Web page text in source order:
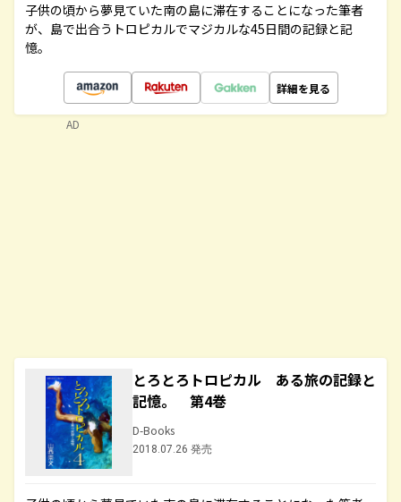
子供の頃から夢見ていた南の島に滞在することになった筆者
が、島で出合うトロピカルでマジカルな45日間の記録と記
憶。
詳細を見る
とろとろトロピカル ある旅の記録と
記憶。 第4巻
D-Books
2018.07.26 発売
AD